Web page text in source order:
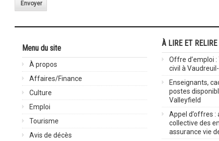
Envoyer
Menu du site
À propos
Affaires/Finance
Culture
Emploi
Tourisme
Avis de décès
À LIRE ET RELIRE
Offre d’emploi
civil à
Enseignants,
postes
Valleyfield
Appel d’offres :
collective des
assurance vie